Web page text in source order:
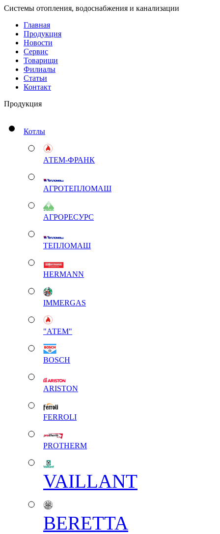
Системы отопления, водоснабжения и канализации
Главная
Продукция
Новости
Сервис
Товарищи
Филиалы
Статьи
Контакт
Продукция
Котлы
АТЕМ-ФРАНК
АГРОТЕПЛОМАШ
АГРОРЕСУРС
ТЕПЛОМАШ
HERMANN
IMMERGAS
"АТЕМ"
BOSCH
ARISTON
FERROLI
PROTHERM
VAILLANT
BERETTA